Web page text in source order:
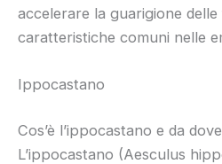
accelerare la guarigione
caratteristiche comuni nelle
Ippocastano
Cos’è l’ippocastano e da
L’ippocastano (Aesculus